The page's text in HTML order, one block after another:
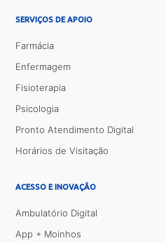
SERVIÇOS DE APOIO
Farmácia
Enfermagem
Fisioterapia
Psicologia
Pronto Atendimento Digital
Horários de Visitação
ACESSO E INOVAÇÃO
Ambulatório Digital
App + Moinhos